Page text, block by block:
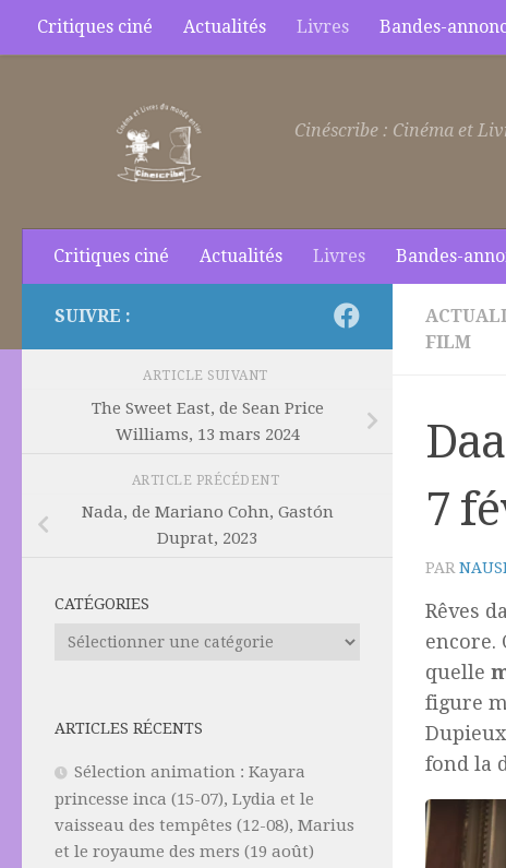
Skip to content
Critiques ciné Actualités Livres Bandes-
Cinéscribe : Cinéma et
Critiques ciné Actualités Livres Bandes-
FILM
7
PAR
Rêves
encore.
quelle
figure
fond la
SUIVRE :
ARTICLE SUIVANT
The Sweet East, de Sean Price
Williams, 13 mars 2024
ARTICLE PRÉCÉDENT
Nada, de Mariano Cohn, Gastón
Duprat, 2023
CATÉGORIES
Catégories
ARTICLES RÉCENTS
Sélection animation : Kayara
princesse inca (15-07), Lydia et le
vaisseau des tempêtes (12-08), Marius
et le royaume des mers (19 août)